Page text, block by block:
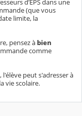
d’EPS dans une
(que vous
limite, la
pensez à bien
comme
peut s'adresser à
vie scolaire.